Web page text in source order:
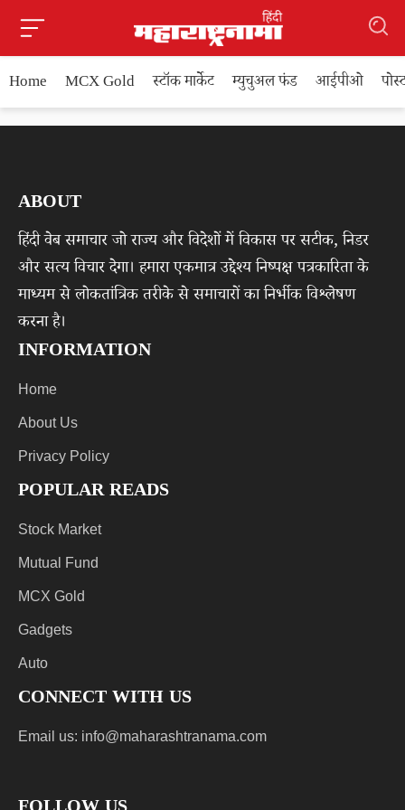
Home MCX Gold स्टॉक मार्केट म्युचुअल फंड आईपीओ
ABOUT
हिंदी वेब समाचार जो राज्य और विदेशों में विकास पर सटीक, निडर
और सत्य विचार देगा। हमारा एकमात्र उद्देश्य निष्पक्ष पत्रकारिता के
माध्यम से लोकतांत्रिक तरीके से समाचारों का निर्भीक विश्लेषण
करना है।
INFORMATION
Home
About Us
Privacy Policy
POPULAR READS
Stock Market
Mutual Fund
MCX Gold
Gadgets
Auto
CONNECT WITH US
Email us: info@maharashtranama.com